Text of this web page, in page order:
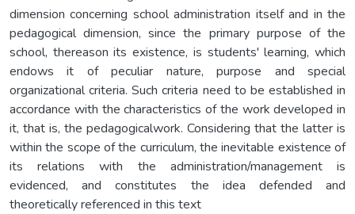
dimension concerning school administration itself and in the
pedagogical dimension, since the primary purpose of the
school, thereason its existence, is students' learning, which
endows it of peculiar nature, purpose and special
organizational criteria. Such criteria need to be established in
accordance with the characteristics of the work developed in
it, that is, the pedagogicalwork. Considering that the latter is
within the scope of the curriculum, the inevitable existence of
its relations with the administration/management is
evidenced, and constitutes the idea defended and
theoretically referenced in this text